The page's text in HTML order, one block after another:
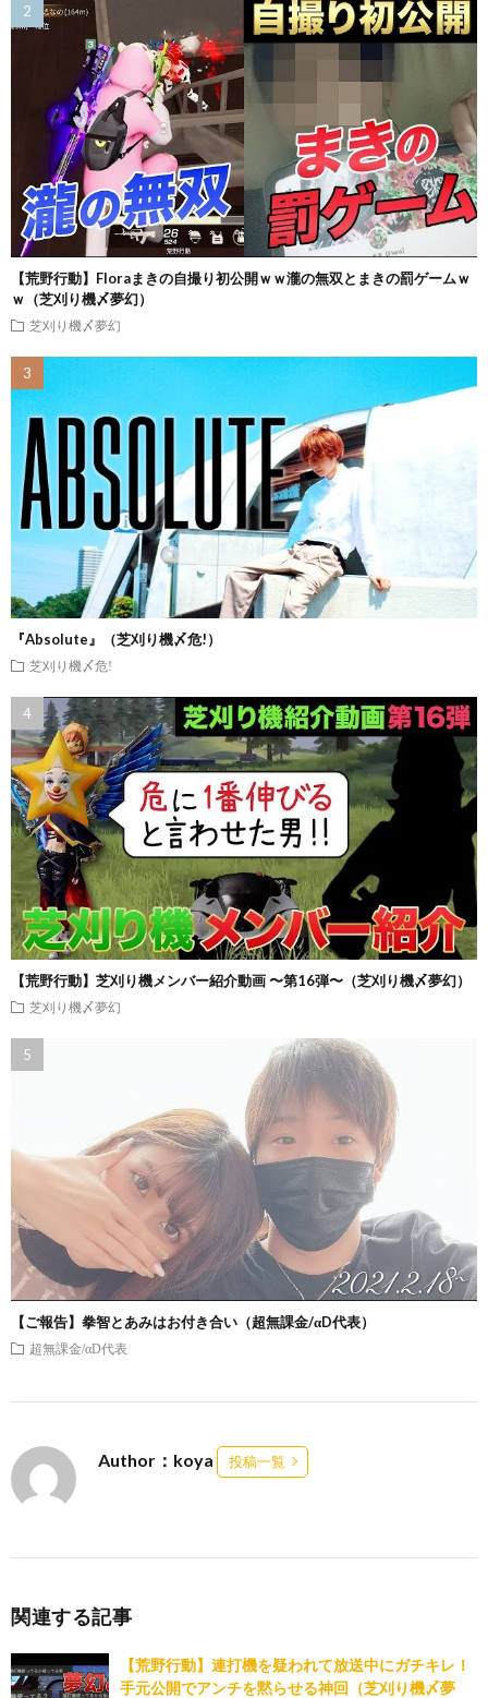
【荒野行動】Floraまきの自撮り初公開ｗｗ瀧の無双とまきの罰ゲームｗ
ｗ（芝刈り機〆夢幻）
芝刈り機〆夢幻
『Absolute』（芝刈り機〆危!）
芝刈り機〆危!
【荒野行動】芝刈り機メンバー紹介動画 〜第16弾〜（芝刈り機〆夢幻）
芝刈り機〆夢幻
【ご報告】拳智とあみはお付き合い（超無課金/αD代表）
超無課金/αD代表
Author：koya 投稿一覧
関連する記事
【荒野行動】連打機を疑われて放送中にガチキレ！
手元公開でアンチを黙らせる神回（芝刈り機〆夢